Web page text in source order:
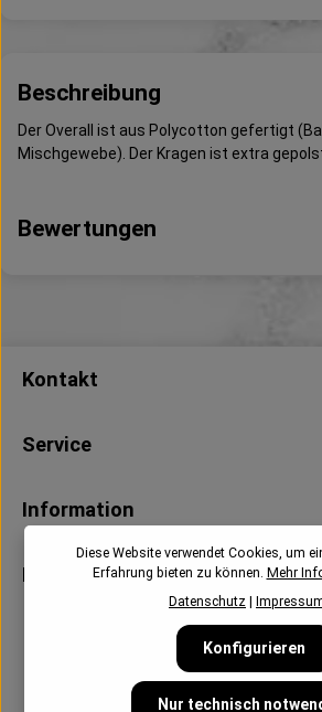
Beschreibung
Der Overall ist aus Polycotton gefertigt
Mischgewebe). Der Kragen ist extra
Bewertungen
Kontakt
Service
Information
Newsletter
Diese Website verwendet Cookies, um
Erfahrung bieten zu können. Mehr
Datenschutz
Nur technisch
Konfigurieren